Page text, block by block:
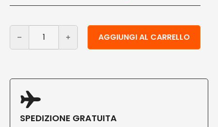
Sacchetti Standup Compostabili grandi 16×8,5x23 cm
AGGIUNGI AL CARRELLO
Alternative:
SPEDIZIONE GRATUITA